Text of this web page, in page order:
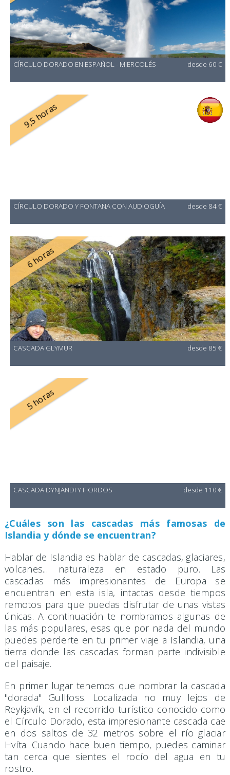
CÍRCULO DORADO EN ESPAÑOL - MIERCOLÉS desde 60 €
9,5 horas
CÍRCULO DORADO Y FONTANA CON AUDIOGUÍA desde 84 €
6 horas
CASCADA GLYMUR desde 85 €
5 horas
CASCADA DYNJANDI Y FIORDOS desde 110 €
¿Cuáles son las cascadas más famosas de
Islandia y dónde se encuentran?
Hablar de Islandia es hablar de cascadas, glaciares,
volcanes... naturaleza en estado puro. Las
cascadas más impresionantes de Europa se
encuentran en esta isla, intactas desde tiempos
remotos para que puedas disfrutar de unas vistas
únicas. A continuación te nombramos algunas de
las más populares, esas que por nada del mundo
puedes perderte en tu primer viaje a Islandia, una
tierra donde las cascadas forman parte indivisible
del paisaje.
En primer lugar tenemos que nombrar la cascada
"dorada" Gullfoss. Localizada no muy lejos de
Reykjavík, en el recorrido turístico conocido como
el Círculo Dorado, esta impresionante cascada cae
en dos saltos de 32 metros sobre el río glaciar
Hvíta. Cuando hace buen tiempo, puedes caminar
tan cerca que sientes el rocío del agua en tu
rostro.